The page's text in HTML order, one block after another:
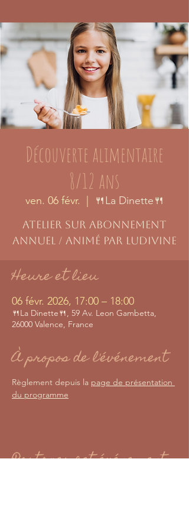
Découverte alimentaire
8/12 ans
ven. 06 févr. 🍴La Dinette🍴
Atelier sur abonnement
annuel / animé par Ludivine
Heure et lieu
06 févr. 2026, 17:00 – 18:00
🍴La Dinette🍴, 59 Av. Leon Gambetta,
26000 Valence, France
À propos de l'événement
Règlement depuis la page de présentation
du programme
Partager cet événement